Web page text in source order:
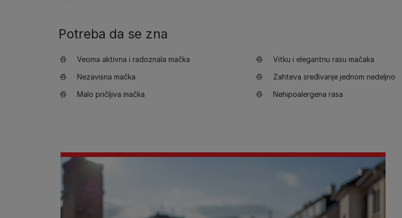
Potreba da se zna
Veoma aktivna i radoznala mačka
Nezavisna mačka
Malo pričljiva mačka
Vitku i elegantnu rasu mačaka
Zahteva sređivanje jednom nedeljno
Nehipoalergena rasa